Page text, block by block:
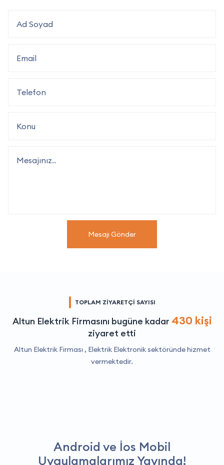
Mesajı Gönder
TOPLAM ZİYARETÇİ SAYISI
Altun Elektrik Firmasını bugüne kadar 430 kişi
ziyaret etti
Altun Elektrik Firması , Elektrik Elektroniksektöründe hizmet
vermektedir.
Android ve İos Mobil
Uygulamalarımız Yayında!